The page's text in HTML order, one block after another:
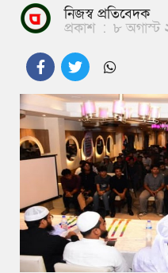
নিজস্ব প্রতিবেদক
প্রকাশ : ৮